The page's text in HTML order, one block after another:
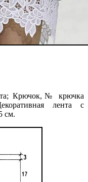
Крючок,№ крючка
лента с
см.